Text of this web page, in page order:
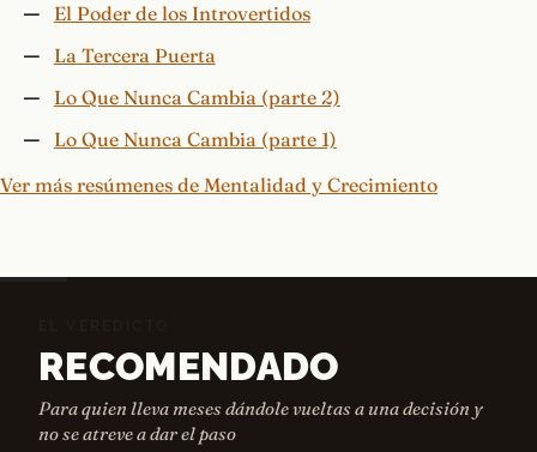
El Poder de los Introvertidos
La Tercera Puerta
Lo Que Nunca Cambia (parte 2)
Lo Que Nunca Cambia (parte 1)
Ver más resúmenes de Mentalidad y Crecimiento
RECOMENDADO
Para quien lleva meses dándole vueltas a una decisión y
no se atreve a dar el paso